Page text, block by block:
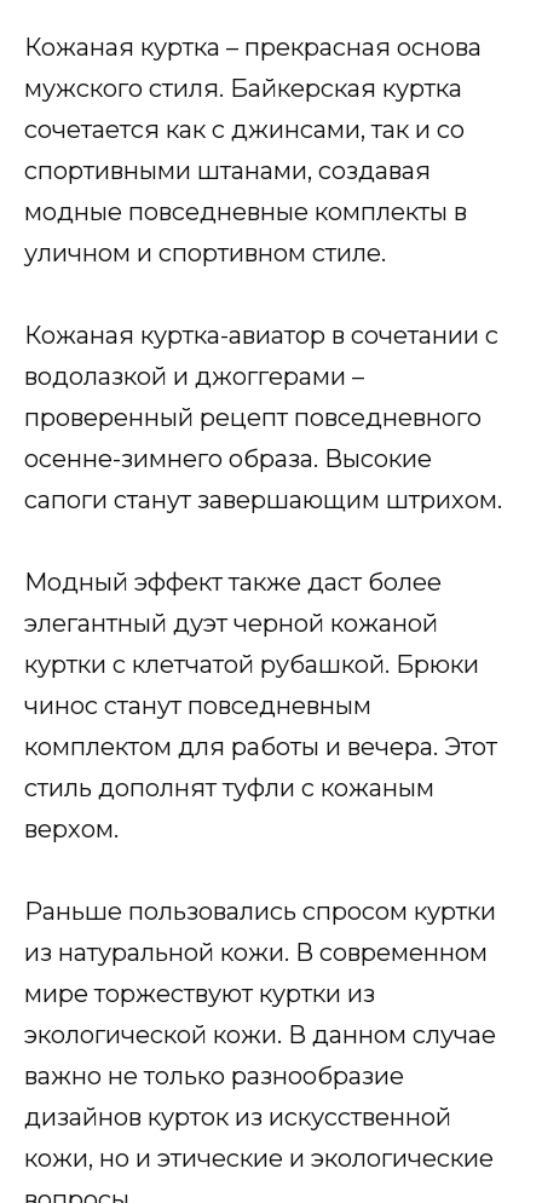
Кожаная куртка – прекрасная основа
мужского стиля. Байкерская куртка
сочетается как с джинсами, так и со
спортивными штанами, создавая
модные повседневные комплекты в
уличном и спортивном стиле.
Кожаная куртка-авиатор в ​​сочетании с
водолазкой и джоггерами –
проверенный рецепт повседневного
осенне-зимнего образа. Высокие
сапоги станут завершающим штрихом.
Модный эффект также даст более
элегантный дуэт черной кожаной
куртки с клетчатой ​​рубашкой. Брюки
чинос станут повседневным
комплектом для работы и вечера. Этот
стиль дополнят туфли с кожаным
верхом.
Раньше пользовались спросом куртки
из натуральной кожи. В современном
мире торжествуют куртки из
экологической кожи. В данном случае
важно не только разнообразие
дизайнов курток из искусственной
кожи, но и этические и экологические